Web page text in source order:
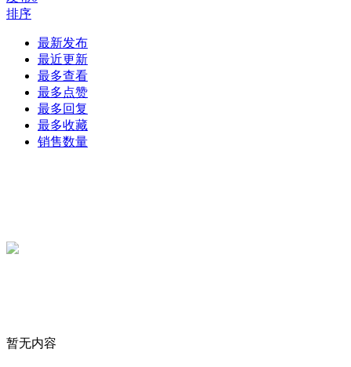
排序
最新发布
最近更新
最多查看
最多点赞
最多回复
最多收藏
销售数量
暂无内容